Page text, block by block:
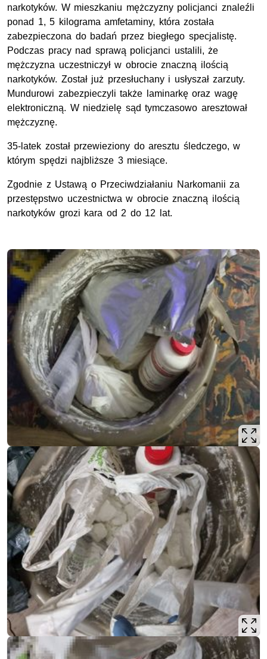
narkotyków. W mieszkaniu mężczyzny policjanci znaleźli
ponad 1, 5 kilograma amfetaminy, która została
zabezpieczona do badań przez biegłego specjalistę.
Podczas pracy nad sprawą policjanci ustalili, że
mężczyzna uczestniczył w obrocie znaczną ilością
narkotyków. Został już przesłuchany i usłyszał zarzuty.
Mundurowi zabezpieczyli także laminarkę oraz wagę
elektroniczną. W niedzielę sąd tymczasowo aresztował
mężczyznę.
35-latek został przewieziony do aresztu śledczego, w
którym spędzi najbliższe 3 miesiące.
Zgodnie z Ustawą o Przeciwdziałaniu Narkomanii za
przestępstwo uczestnictwa w obrocie znaczną ilością
narkotyków grozi kara od 2 do 12 lat.